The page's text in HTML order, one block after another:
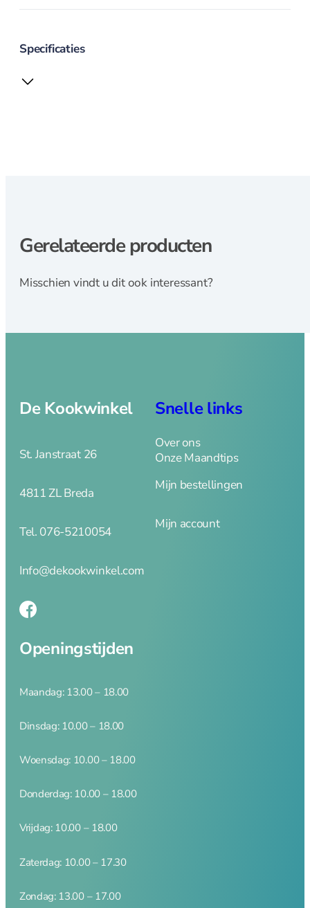
Specificaties
Gerelateerde producten
Misschien vindt u dit ook interessant?
De Kookwinkel
St. Janstraat 26
4811 ZL Breda
Tel. 076-5210054
Info@dekookwinkel.com
Snelle links
Over ons
Onze Maandtips
Mijn bestellingen
Mijn account
Openingstijden
Maandag: 13.00 – 18.00
Dinsdag: 10.00 – 18.00
Woensdag: 10.00 – 18.00
Donderdag: 10.00 – 18.00
Vrijdag: 10.00 – 18.00
Zaterdag: 10.00 – 17.30
Zondag: 13.00 – 17.00